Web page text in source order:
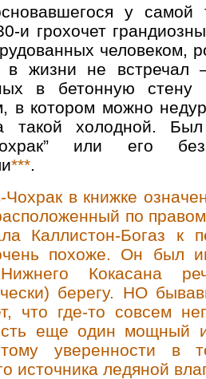
у самой
и грохочет
человеком,
жизни не встречал
в бетонную стену
в котором можно
такой холодной.
Чохрак” или его
***.
в книжке
по
Каллистон-Богаз к
похоже. Он был
Кокасана
берегу. НО
что где-то совсем
еще один мощный
уверенности в
источника ледяной